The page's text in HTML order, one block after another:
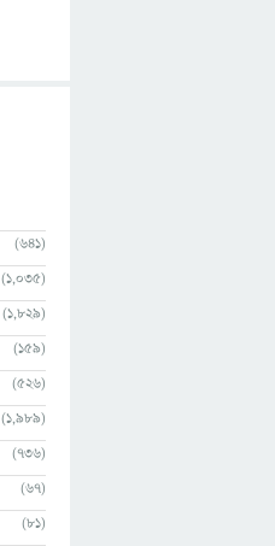
(641)
(1,035)
(1,829)
(159)
(526)
(1,989)
(736)
(67)
(81)